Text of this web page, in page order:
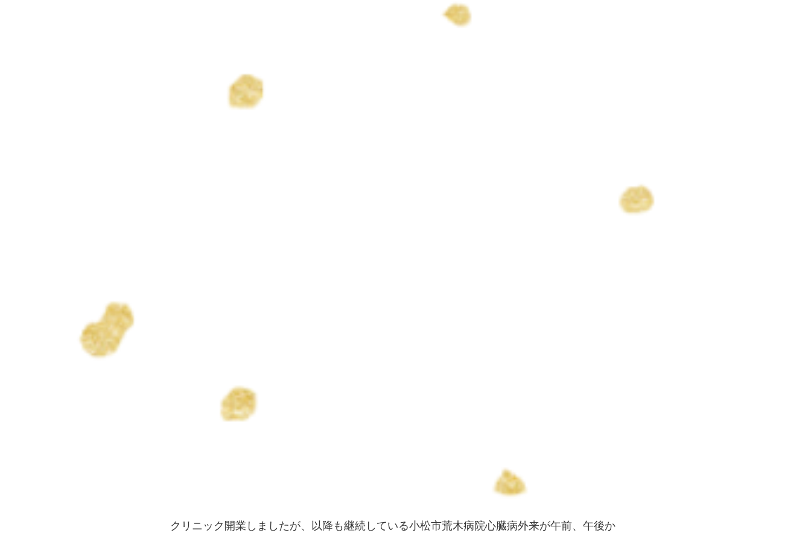
クリニック開業しましたが、以降も継続している小松市荒木病院心臓病外来が午前、午後か